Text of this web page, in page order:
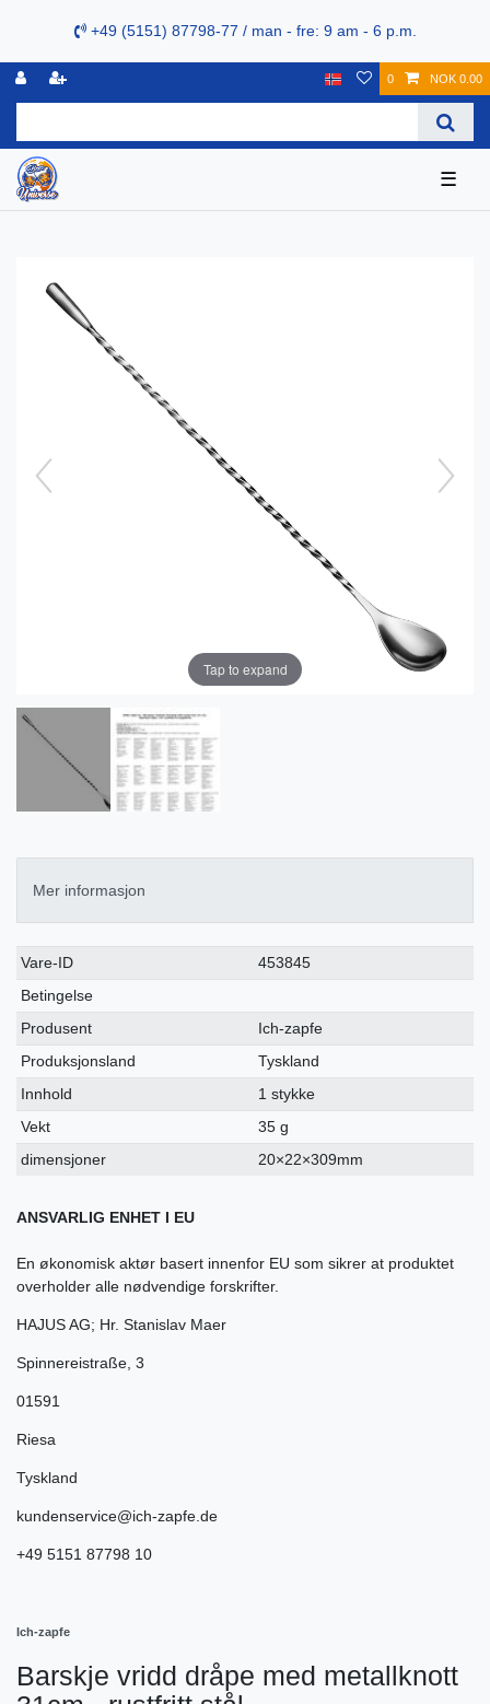
+49 (5151) 87798-77 / man - fre: 9 am - 6 p.m.
0 NOK 0.00
☰
Tap to expand
Mer informasjon
Ceres::Template.singleItemTechnicalDataAttribute
Ceres::Template.singleItemTechnicalDataValue
Vare-ID
453845
Betingelse
Produsent
Ich-zapfe
Produksjonsland
Tyskland
Innhold
1 stykke
Vekt
35 g
dimensjoner
20×22×309mm
ANSVARLIG ENHET I EU
En økonomisk aktør basert innenfor EU som sikrer at produktet
overholder alle nødvendige forskrifter.
HAJUS AG; Hr. Stanislav Maer
Spinnereistraße 3
01591
Riesa
Tyskland
kundenservice@ich-zapfe.de
+49 5151 87798 10
Ich-zapfe
Barskje vridd dråpe med metallknott